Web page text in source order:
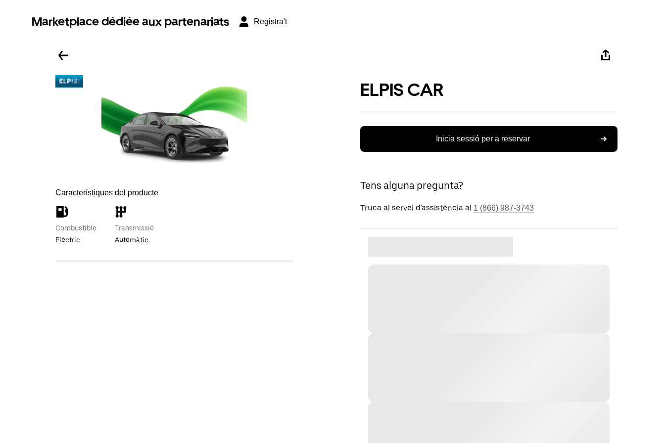
Marketplace dédiée aux partenariats Registra't
Característiques del producte
Combustible
Elèctric
Transmissió
Automàtic
ELPIS CAR
Inicia sessió per a reservar
Tens alguna pregunta?
Truca al servei d'assistència al 1 (866) 987-3743